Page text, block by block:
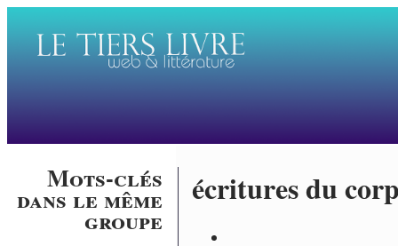
Mots-clés
dans le même
groupe
écritures du